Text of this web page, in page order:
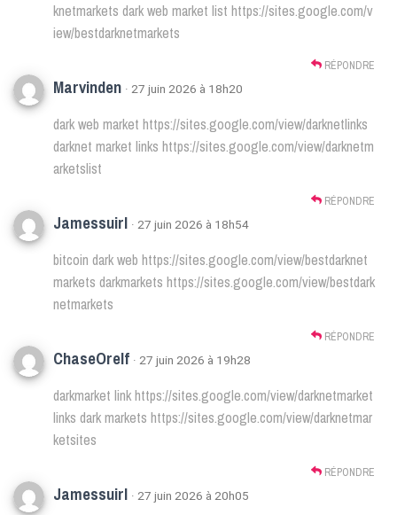
knetmarkets dark web market list https://sites.google.com/v
iew/bestdarknetmarkets
RÉPONDRE
Marvinden · 27 juin 2026 à 18h20
dark web market https://sites.google.com/view/darknetlinks
darknet market links https://sites.google.com/view/darknetm
arketslist
RÉPONDRE
Jamessuirl · 27 juin 2026 à 18h54
bitcoin dark web https://sites.google.com/view/bestdarknet
markets darkmarkets https://sites.google.com/view/bestdark
netmarkets
RÉPONDRE
ChaseOrelf · 27 juin 2026 à 19h28
darkmarket linkhttps://sites.google.com/view/darknetmarket
links dark markets https://sites.google.com/view/darknetmar
ketsites
RÉPONDRE
Jamessuirl · 27 juin 2026 à 20h05